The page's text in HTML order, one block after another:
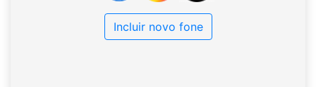
Incluir novo fone